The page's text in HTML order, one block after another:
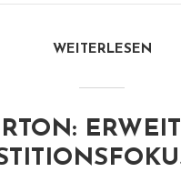
WEITERLESEN